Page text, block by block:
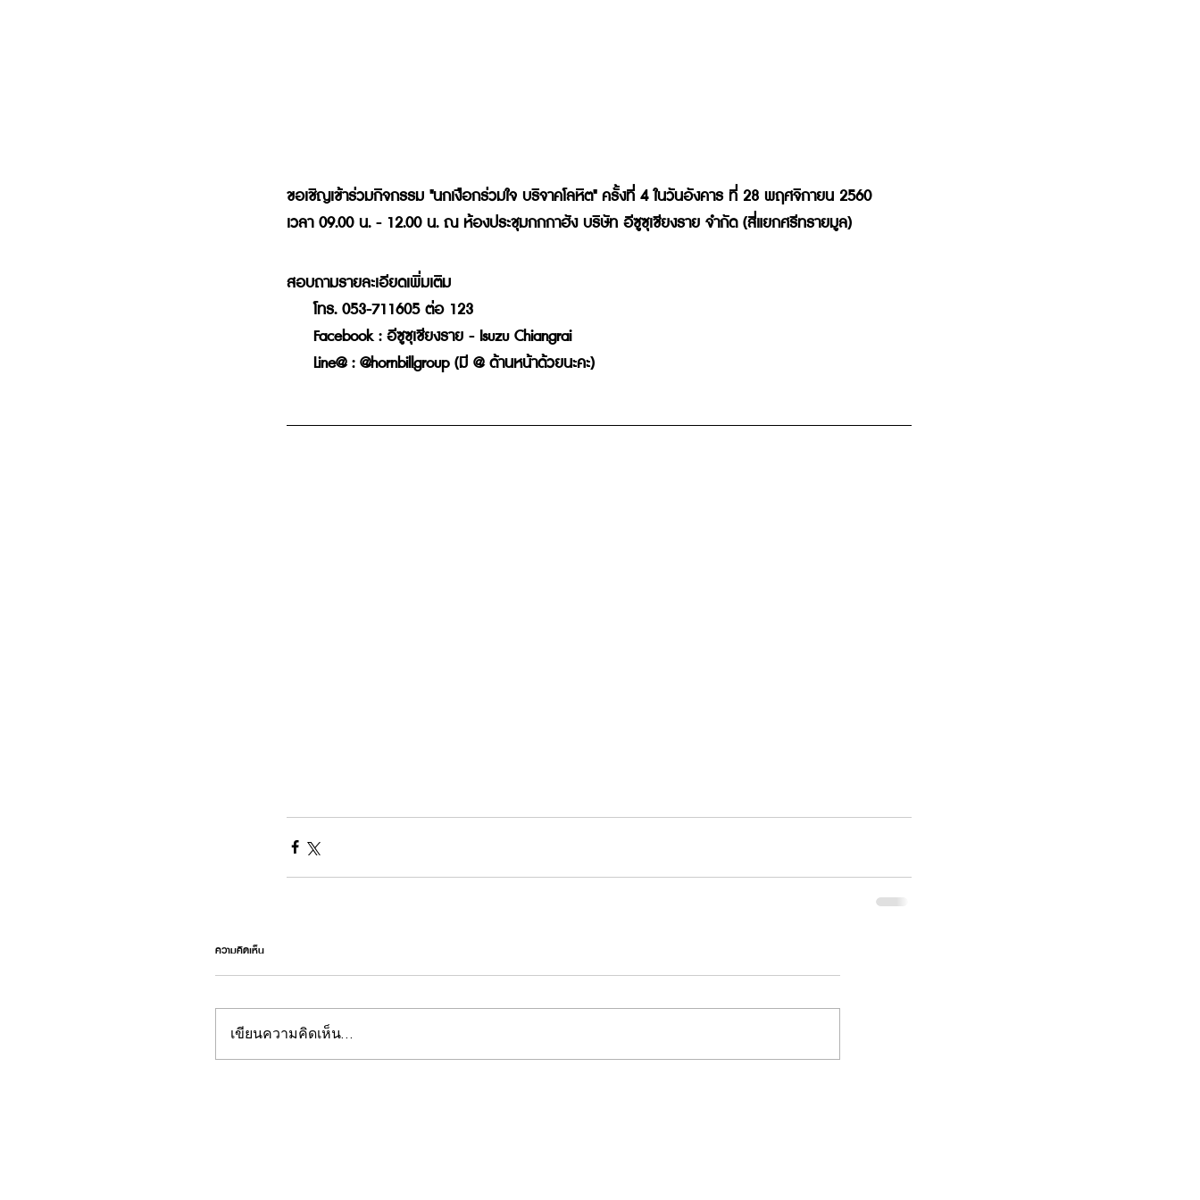
ขอเชิญเข้าร่วมกิจกรรม "นกเงือกร่วมใจ บริจาคโลหิต" ครั้งที่ 4 ในวันอังคาร ที่ 28 พฤศจิกายน 2560
เวลา 09.00 น. - 12.00 น. ณ ห้องประชุมกกกาฮัง บริษัท อีซูซุเชียงราย จำกัด (สี่แยกศรีทรายมูล)
สอบถามรายละเอียดเพิ่มเติม
     โทร. 053-711605 ต่อ 123
     Facebook :
อีซูซุเชียงราย - Isuzu Chiangrai
     Line@ :
@hornbillgroup (มี @ ด้านหน้าด้วยนะคะ)
ความคิดเห็น
เขียนความคิดเห็น…